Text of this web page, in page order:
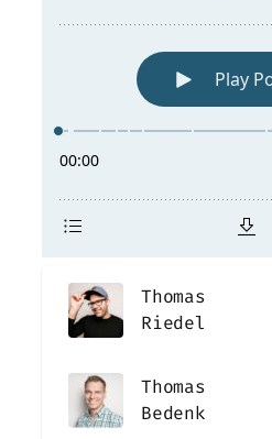
Thomas
Riedel
Thomas
Bedenk